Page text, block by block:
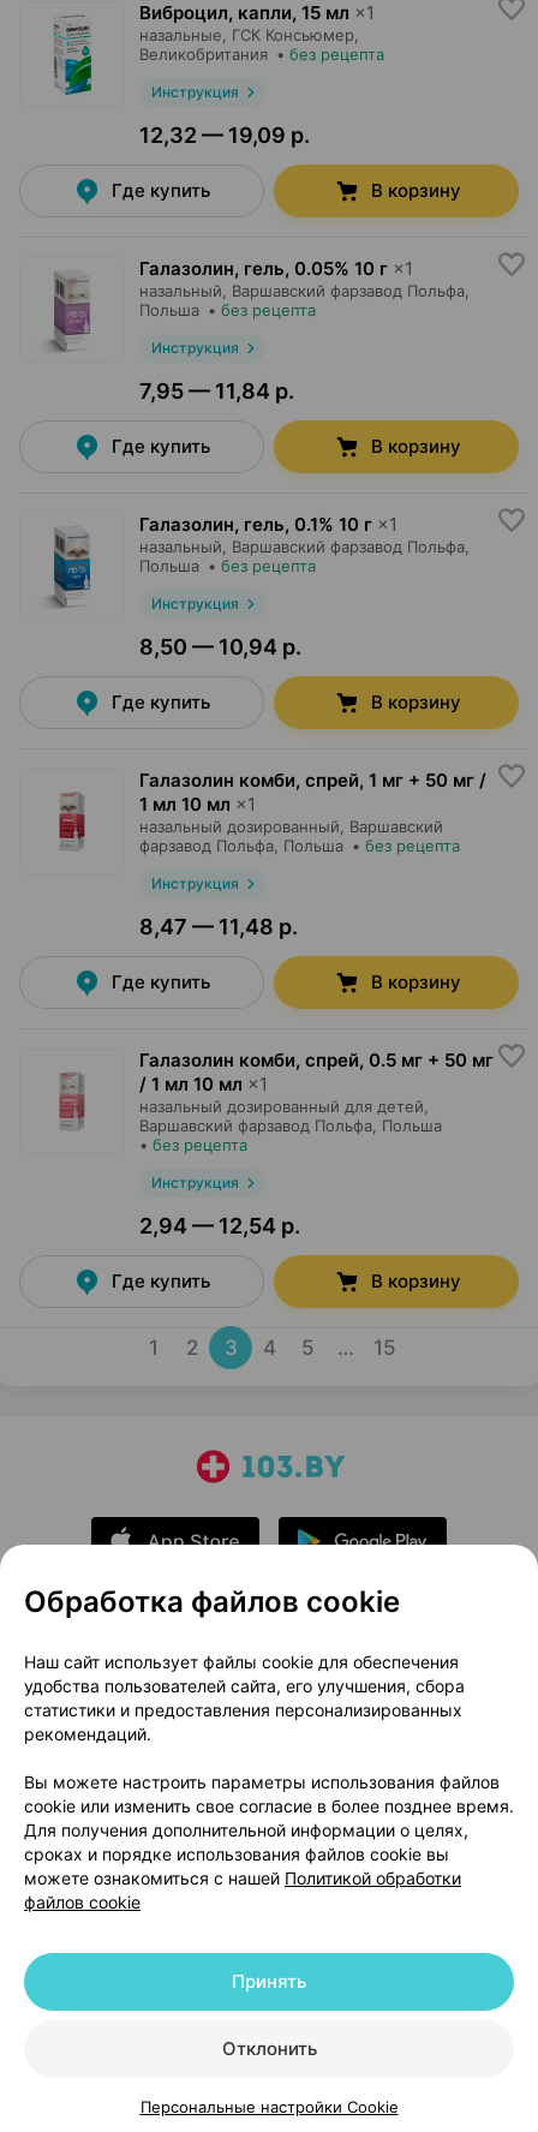
КаталогКорзинаИзбранноеПрофиль
Виброцил, капли, 15 мл ×1
назальные, ГСК Консьюмер
Великобритания • без рецепта
Инструкция
12,32 — 19,09 р.
Где купить В корзину
Галазолин, гель, 0.05% 10 г ×1
назальный, Варшавский фарзавод Польфа
Польша • без рецепта
Инструкция
7,95 — 11,84 р.
Где купить В корзину
Галазолин, гель, 0.1% 10 г ×1
назальный, Варшавский фарзавод Польфа
Польша • без рецепта
Инструкция
8,50 — 10,94 р.
Где купить В корзину
Галазолин комби, спрей, 1 мг + 50 мг /
1 мл 10 мл ×1
назальный дозированный,
Варшавский
фарзавод Польфа , Польша • без рецепта
Инструкция
8,47 — 11,48 р.
Где купить В корзину
Галазолин комби, спрей, 0.5 мг + 50 мг
/ 1 мл 10 мл ×1
назальный дозированный для детей,
Варшавский фарзавод Польфа , Польша
• без рецепта
Инструкция
2,94 — 12,54 р.
Где купить В корзину
1 2 3 4 5 … 15
О проекте
Новости проекта
Размещение рекламы
Медицинский маркетинг
Публичный договор
Доставка
Способы оплаты
Вакансии
Партнеры
Написать руководителю 103.by
Написать в поддержку
Персональные настройки Cookie
© 2026 ООО «Артокс Лаб», УНП 191700409 | 220012, Республика Беларусь,
+375 291212755
Обработка файлов cookie
Наш сайт использует файлы cookie для обеспечения
удобства пользователей сайта, его улучшения, сбора
статистики и предоставления персонализированных
рекомендаций.
Вы можете настроить параметры использования файлов
cookie или изменить свое согласие в более позднее время.
Для получения дополнительной информации о целях,
сроках и порядке использования файлов cookie вы
можете ознакомиться с нашей Политикой обработки
файлов cookie
Отклонить
Принять
Персональные настройки Cookie